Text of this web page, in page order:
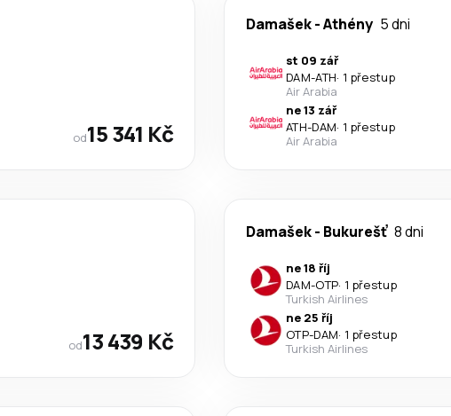
od15 341 Kč
Damašek-Athény 5 dni
st 09 zář
DAM-ATH· 1 přestup
Air Arabia
ne 13 zář
ATH-DAM· 1 přestup
Air Arabia
od13 439 Kč
Damašek- Bukurešť 8 dni
ne 18 říj
DAM-OTP· 1 přestup
Turkish Airlines
ne 25 říj
OTP-DAM· 1 přestup
Turkish Airlines